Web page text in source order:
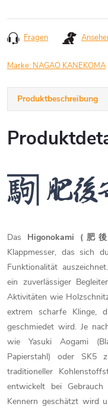
Fragen
Marke: NAGAO KANEKOMA
Produktbeschreibung
Das Higonokami (肥
Klappmesser, das sich
Funktionalität
ein zuverlässiger
Aktivitäten wie
extrem scharfe Klinge,
geschmiedet wird. Je
wie Yasuki Aogami
Papierstahl) oder SK5
traditioneller
entwickelt bei
Kennern geschätzt wird